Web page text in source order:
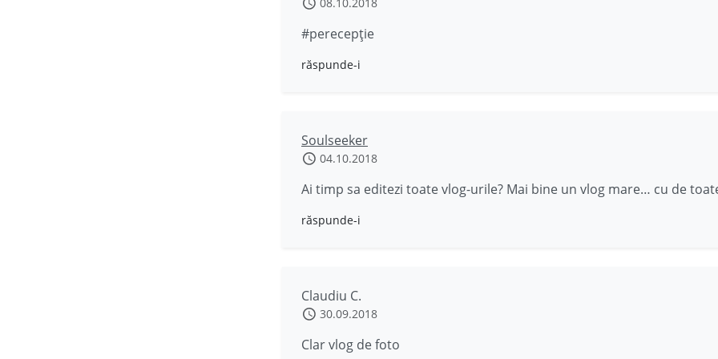
#perecepție
răspunde-i
Soulseeker
04.10.2018
Ai timp sa editezi toate vlog-urile? Mai bine un vlog mare… cu de
răspunde-i
Claudiu C.
30.09.2018
Clar vlog de foto